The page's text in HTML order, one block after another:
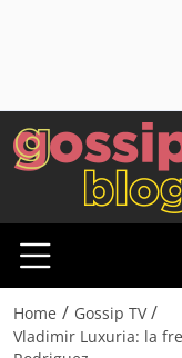
Home / Gossip TV /
Vladimir Luxuria: la